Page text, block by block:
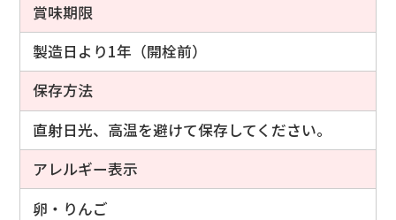
賞味期限
製造日より1年（開栓前）
保存方法
直射日光、高温を避けて保存してください。
アレルギー表示
卵・りんご